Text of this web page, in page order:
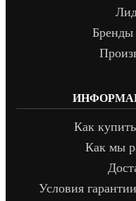
Бренды
Как
Как мы
Условия